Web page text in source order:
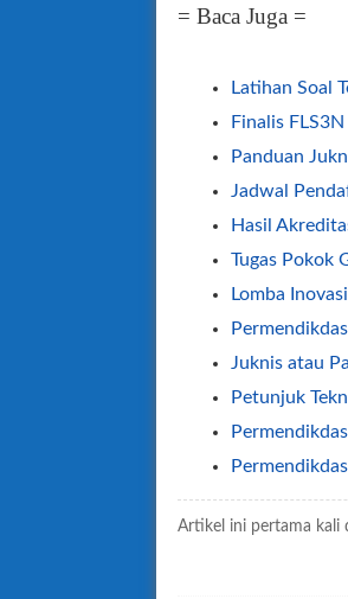
= Baca Juga =
Latihan Soal
Finalis
Panduan
Jadwal
Hasil
Tugas Pokok
Lomba
Juknis atau
Petunjuk
Juknis OSN
Juknis PKBI
Contoh
Artikel ini pertama kali